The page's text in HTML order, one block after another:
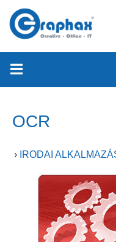
OCR
› IRODAI